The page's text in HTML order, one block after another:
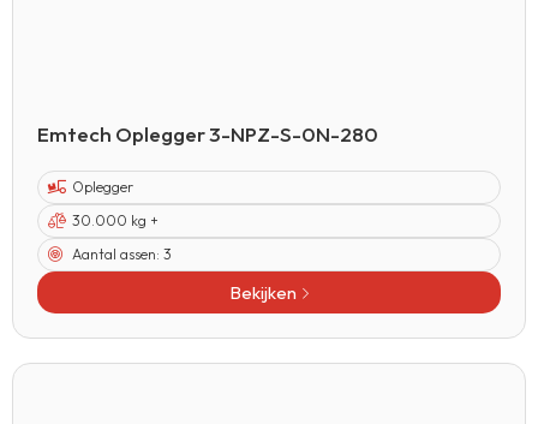
Emtech Oplegger 3-NPZ-S-0N-280
Oplegger
30.000 kg +
Aantal assen: 3
Bekijken